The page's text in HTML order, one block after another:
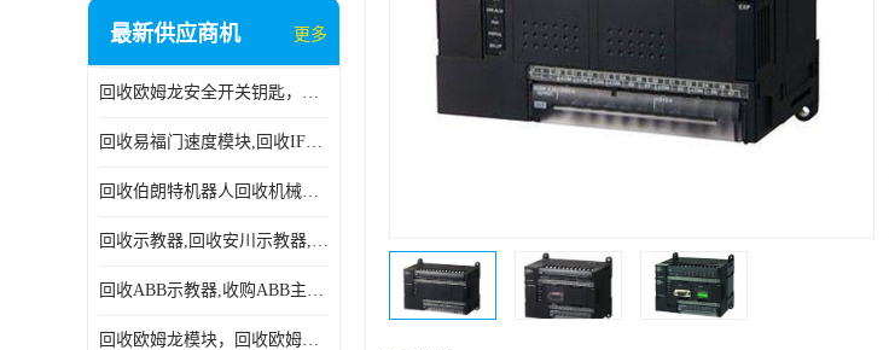
最新供应商机 更多
回收欧姆龙安全开关钥匙，回收OMRON安全锁，回收光电传感器
回收易福门速度模块,回收IFM大全,回收易福门AS-iDP模块
回收伯朗特机器人回收机械手臂伯朗特六轴工业机器人
回收示教器,回收安川示教器,回收ABB新旧示教器
回收ABB示教器,收购ABB主机CPU,回收DSQC69示教器
回收欧姆龙模块，回收欧姆龙CPU,回收欧姆龙cpu